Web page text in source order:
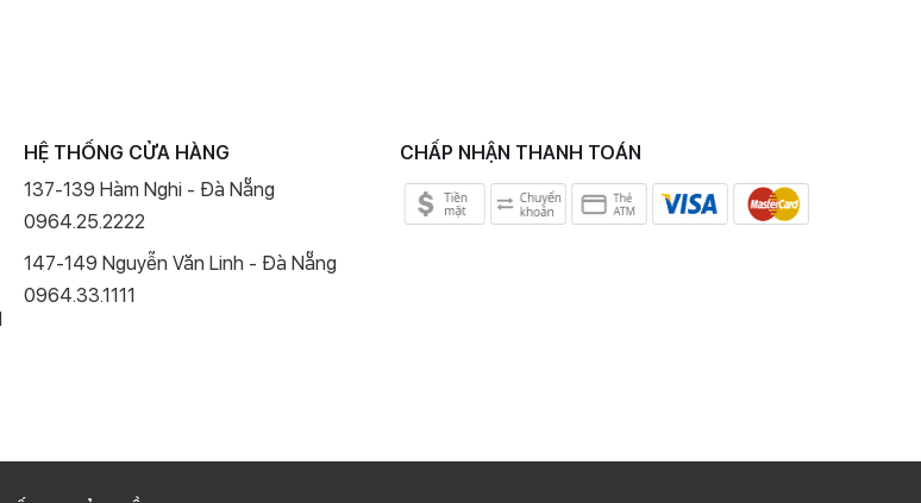
HỆ THỐNG CỬA HÀNG
137-139 Hàm Nghi - Đà Nẵng
0964.25.2222
147-149 Nguyễn Văn Linh - Đà Nẵng
0964.33.1111
CHẤP NHẬN THANH TOÁN